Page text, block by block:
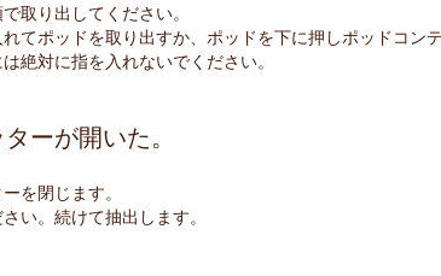
取り出してください。
てポッドを取り出すか、ポッドを下に押しポッドコン
絶対に指を入れないでください。
ーが開いた。
を閉じます。
い。続けて抽出します。